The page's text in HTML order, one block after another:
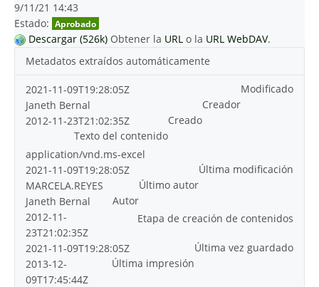
9/11/21 14:43
Estado: Aprobado
Descargar (526k) Obtener la URL o la URL WebDAV.
Metadatos extraídos automáticamente
Modificado
2021-11-09T19:28:05Z
Creador
Janeth Bernal
Creado
2012-11-23T21:02:35Z
Texto del contenido
application/vnd.ms-excel
Última modificación
2021-11-09T19:28:05Z
Último autor
MARCELA.REYES
Autor
Janeth Bernal
Etapa de creación de contenidos
2012-11-
23T21:02:35Z
Última vez guardado
2021-11-09T19:28:05Z
Última impresión
2013-12-
09T17:45:44Z